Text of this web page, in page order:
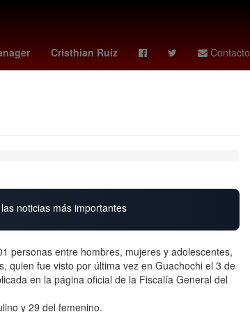
Cristhian Ruiz Contacto
2024 sabalenka Rafael Caro Quintero
noticias más importantes
personas entre hombres, mujeres y adolescentes,
quien fue visto por última vez en Guachochi el 3 de
en la página oficial de la Fiscalía General del
y 29 del femenino.